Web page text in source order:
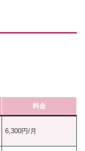
料金
6,300円/月